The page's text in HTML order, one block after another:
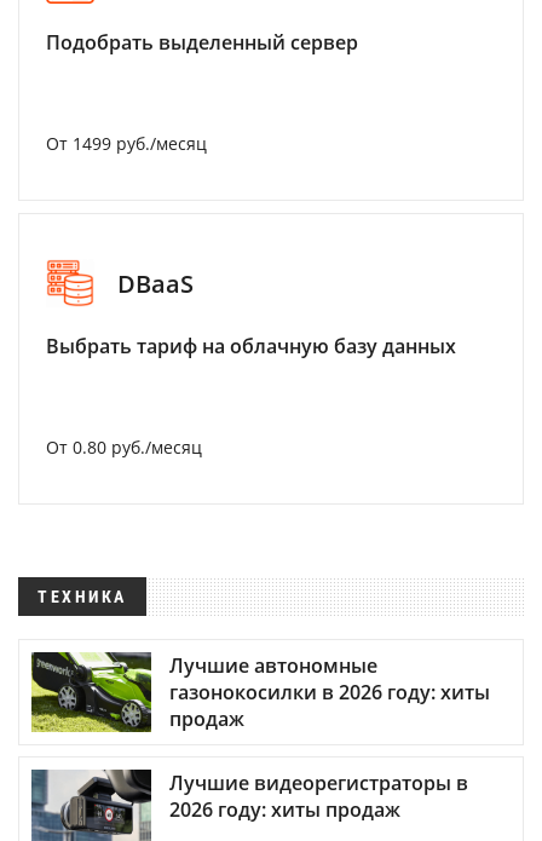
Подобрать выделенный сервер
От 1499 руб./месяц
DBaaS
Выбрать тариф на облачную базу данных
От 0.80 руб./месяц
ТЕХНИКА
Лучшие автономные
газонокосилки в 2026 году: хиты
продаж
Лучшие видеорегистраторы в
2026 году: хиты продаж